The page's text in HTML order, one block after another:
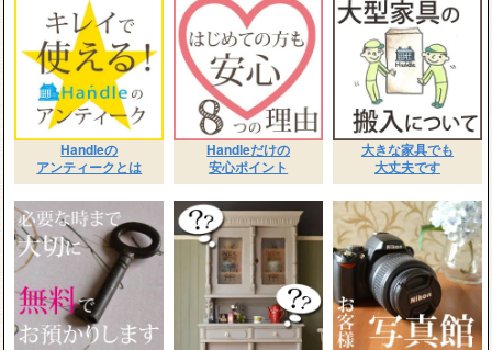
Handleの
アンティークとは
Handleだけの
安心ポイント
大きな家具でも
大丈夫です